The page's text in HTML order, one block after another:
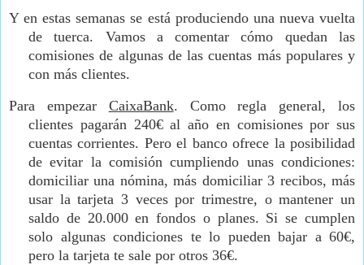
Y en estas semanas se está produciendo una nueva vuelta
de tuerca. Vamos a comentar cómo quedan las
comisiones de algunas de las cuentas más populares y
con más clientes.
Para empezar CaixaBank. Como regla general, los
clientes pagarán 240€ al año en comisiones por sus
cuentas corrientes. Pero el banco ofrece la posibilidad
de evitar la comisión cumpliendo unas condiciones:
domiciliar una nómina, más domiciliar 3 recibos, más
usar la tarjeta 3 veces por trimestre, o mantener un
saldo de 20.000 en fondos o planes. Si se cumplen
solo algunas condiciones te lo pueden bajar a 60€,
pero la tarjeta te sale por otros 36€.